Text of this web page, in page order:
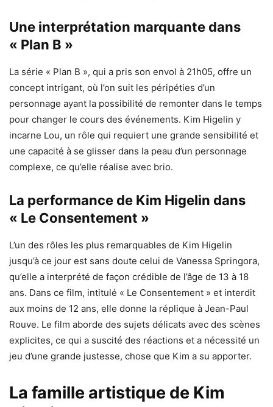
Une interprétation marquante dans
« Plan B »
La série « Plan B », qui a pris son envol à 21h05, offre un
concept intrigant, où l’on suit les péripéties d’un
personnage ayant la possibilité de remonter dans le temps
pour changer le cours des événements. Kim Higelin y
incarne Lou, un rôle qui requiert une grande sensibilité et
une capacité à se glisser dans la peau d’un personnage
complexe, ce qu’elle réalise avec brio.
La performance de Kim Higelin dans
« Le Consentement »
L’un des rôles les plus remarquables de Kim Higelin
jusqu’à ce jour est sans doute celui de Vanessa Springora,
qu’elle a interprété de façon crédible de l’âge de 13 à 18
ans. Dans ce film, intitulé « Le Consentement » et interdit
aux moins de 12 ans, elle donne la réplique à Jean-Paul
Rouve. Le film aborde des sujets délicats avec des scènes
explicites, ce qui a suscité des réactions et a nécessité un
jeu d’une grande justesse, chose que Kim a su apporter.
La famille artistique de Kim